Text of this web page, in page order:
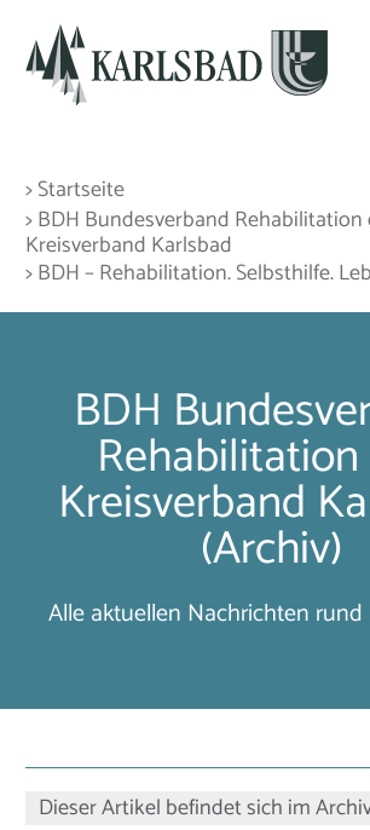
> Startseite
> BDH Bundesverband Rehabilitation
Kreisverband Karlsbad
> BDH – Rehabilitation. Selbsthilfe.
BDH
Rehabilitation
Kreisverband
(Archiv)
Alle aktuellen Nachrichten
Dieser Artikel befindet sich im